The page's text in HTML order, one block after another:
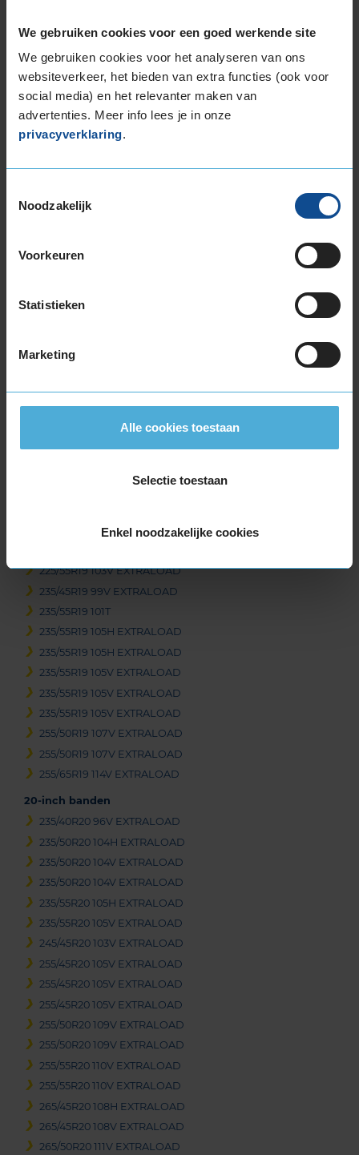
We gebruiken cookies voor een goed werkende site
We gebruiken cookies voor het analyseren van ons
websiteverkeer, het bieden van extra functies (ook voor
social media) en het relevanter maken van
advertenties. Meer info lees je in onze
privacyverklaring.
Noodzakelijk
Voorkeuren
Statistieken
Marketing
Alle cookies toestaan
Selectie toestaan
Enkel noodzakelijke cookies
Montage
Balanceren
Ventiel of TPMS service
Stikstof
Bandengarantieplan
Item
of
18-inch banden
235/55R18 104H EXTRALOAD
235/60R18 107V EXTRALOAD
19-inch banden
225/55R19 103V EXTRALOAD
235/45R19 99V EXTRALOAD
235/55R19 101T
235/55R19 105H EXTRALOAD
235/55R19 105H EXTRALOAD
235/55R19 105V EXTRALOAD
235/55R19 105V EXTRALOAD
235/55R19 105V EXTRALOAD
255/50R19 107V EXTRALOAD
255/50R19 107V EXTRALOAD
255/65R19 114V EXTRALOAD
20-inch banden
235/40R20 96V EXTRALOAD
235/50R20 104H EXTRALOAD
235/50R20 104V EXTRALOAD
235/50R20 104V EXTRALOAD
235/55R20 105H EXTRALOAD
235/55R20 105V EXTRALOAD
245/45R20 103V EXTRALOAD
255/45R20 105V EXTRALOAD
255/45R20 105V EXTRALOAD
255/45R20 105V EXTRALOAD
255/50R20 109V EXTRALOAD
255/50R20 109V EXTRALOAD
255/55R20 110V EXTRALOAD
255/55R20 110V EXTRALOAD
265/45R20 108H EXTRALOAD
265/45R20 108V EXTRALOAD
265/50R20 111V EXTRALOAD